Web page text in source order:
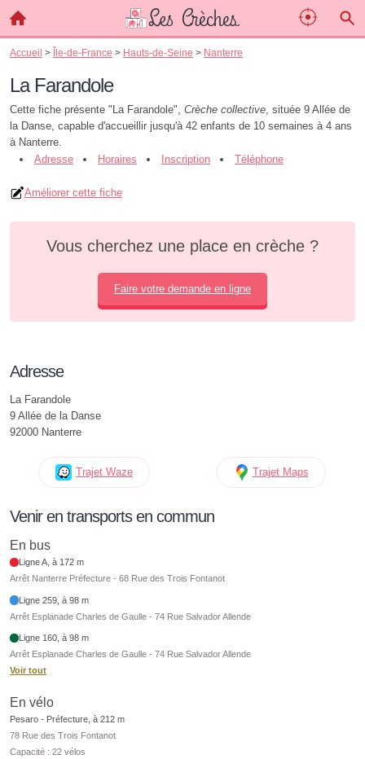
Accueil > Île-de-France > Hauts-de-Seine > Nanterre
La Farandole
Cette fiche présente "La Farandole", Crèche collective, située 9 Allée de
la Danse, capable d'accueillir jusqu'à 42 enfants de 10 semaines à 4 ans
à Nanterre.
Adresse
Horaires Inscription Téléphone
Améliorer cette fiche
Vous cherchez une place en crèche ?
Faire votre demande en ligne
Adresse
La Farandole
9 Allée de la Danse
92000 Nanterre
Trajet Waze Trajet Maps
Venir en transports en commun
En bus
Ligne A, à 172 m
Arrêt Nanterre Préfecture - 68 Rue des Trois Fontanot
Ligne 259, à 98 m
Arrêt Esplanade Charles de Gaulle - 74 Rue Salvador Allende
Ligne 160, à 98 m
Arrêt Esplanade Charles de Gaulle - 74 Rue Salvador Allende
Voir tout
En vélo
Pesaro - Préfecture, à 212 m
78 Rue des Trois Fontanot
Capacité : 22 vélos